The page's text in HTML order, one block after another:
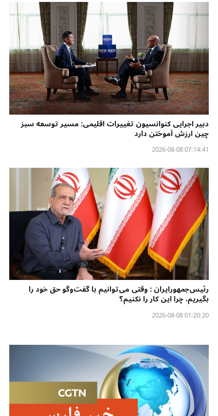
دبیر اجرایی کنوانسیون تغییرات اقلیمی: مسیر توسعه سبز
چین ارزش آموختن دارد
07:14:41 2026-08-08
رئیس‌جمهورایران : وقتی می‌توانیم با گفت‌وگو حق خود را
بگیریم، چرا این کار را نکنیم؟
01:20:20 2026-08-08